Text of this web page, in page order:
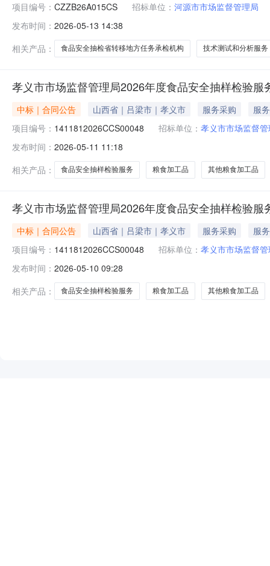
项目编号： CZZB26A015CS 招标单位： 河源市市场监督管理局
发布时间： 2026-05-13 14:38
相关产品：
食品安全抽检省转移地方任务承检机构 技术测试和分析服务
孝义市市场监督管理局2026年度食品安全抽样检验服
中标｜合同公告 山西省｜吕梁市｜孝义市 服务采购
服务
项目编号： 1411812026CCS00048 招标单位： 孝义市市场监督
发布时间： 2026-05-11 11:18
相关产品：
食品安全抽样检验服务 粮食加工品 其他粮食加工品
孝义市市场监督管理局2026年度食品安全抽样检验服
中标｜合同公告 山西省｜吕梁市｜孝义市 服务采购
服务
项目编号： 1411812026CCS00048 招标单位： 孝义市市场监督
发布时间： 2026-05-10 09:28
相关产品：
食品安全抽样检验服务 粮食加工品 其他粮食加工品